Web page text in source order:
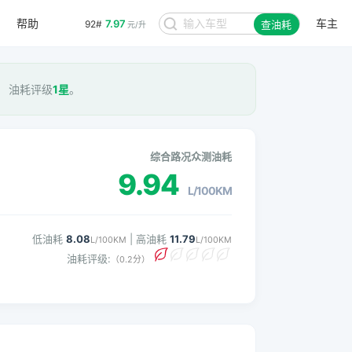
92# 7.97 元/升 查油耗 车主
帮助
油耗评级1星。
综合路况众测油耗
9.94 L/100KM
低油耗 8.08L/100KM | 高油耗 11.79L/100KM
油耗评级: （0.2分）